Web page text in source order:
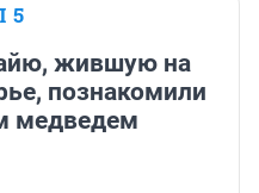
5
жившую на
познакомили
медведем